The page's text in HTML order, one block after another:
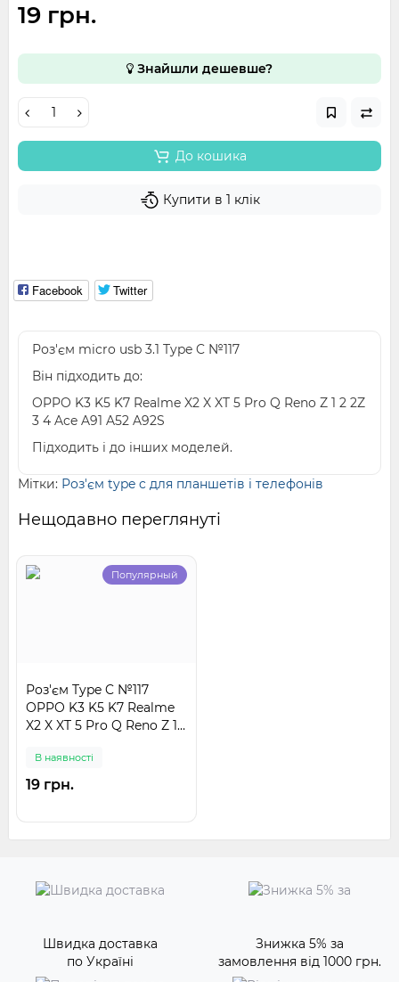
19 грн.
Знайшли дешевше?
До кошика
Купити в 1 клік
Facebook Twitter
Роз'єм micro usb 3.1 Type C №117
Він підходить до:
OPPO K3 K5 K7 Realme X2 X XT 5 Pro Q Reno Z 1 2 2Z
3 4 Ace A91 A52 A92S
Підходить і до інших моделей.
Мітки: Роз'єм type c для планшетів і телефонів
Нещодавно переглянуті
Популярный
Роз'єм Type C №117
OPPO K3 K5 K7 Realme
X2 X XT 5 Pro Q Reno Z 1
A92S
В наявності
19 грн.
Швидка доставка
по Україні
Знижка 5% за
замовлення від 1000 грн.